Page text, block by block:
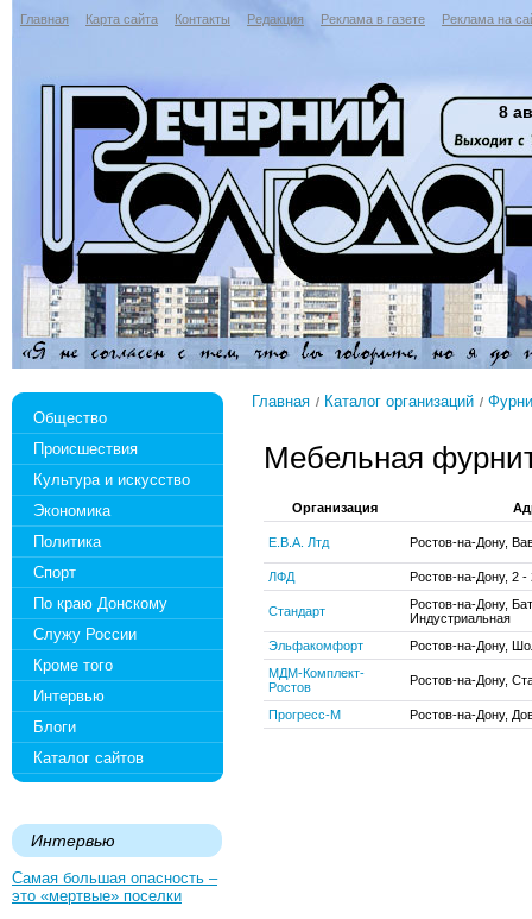
Главная Карта сайта Контакты Редакция Реклама в газете Реклама на
8
Общество
Происшествия
Культура и искусство
Экономика
Политика
Спорт
По краю Донскому
Служу России
Кроме того
Интервью
Блоги
Каталог сайтов
Интервью
Самая большая опасность –
это «мертвые» поселки
Главная Каталог организаций
Мебельная
Организация
Е.В.А. Лтд Ростов-на-Дону,
ЛФД Ростов-на-Дону, 2 -
Стандарт
Ростов-на-Дону,
Индустриальная
Эльфакомфорт
Ростов-на-Дону,
МДМ-Комплект-
Ростов
Ростов-на-Дону,
Прогресс-М Ростов-на-Дону,